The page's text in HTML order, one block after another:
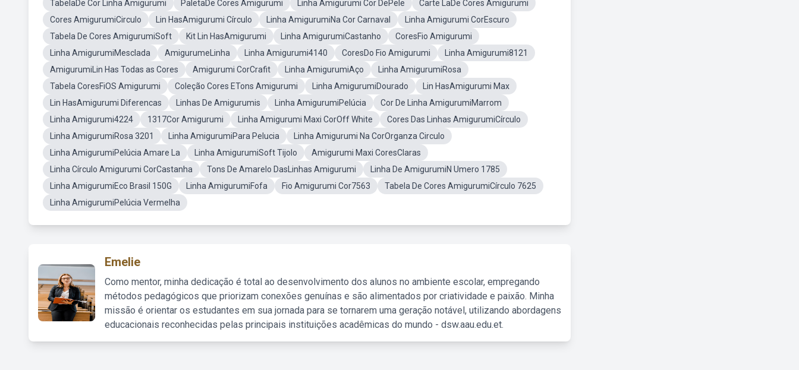
TabelaDe Cor Linha Amigurumi
PaletaDe Cores Amigurumi Linha Amigurumi Cor DePele
Carte LaDe Cores Amigurumi
Cores AmigurumiCirculo
Lin HasAmigurumi Círculo Linha AmigurumiNa Cor Carnaval
Linha Amigurumi CorEscuro
Tabela De Cores AmigurumiSoft
Kit Lin HasAmigurumi Linha AmigurumiCastanho
CoresFio Amigurumi
Linha AmigurumiMesclada
AmigurumeLinha Linha Amigurumi4140 CoresDo Fio Amigurumi
Linha Amigurumi8121
AmigurumiLin Has Todas as Cores
Amigurumi CorCrafit Linha AmigurumiAço
Linha AmigurumiRosa
Tabela CoresFiOS Amigurumi
Coleção Cores ETons Amigurumi Linha AmigurumiDourado
Lin HasAmigurumi Max
Lin HasAmigurumi Diferencas
Linhas De Amigurumis Linha AmigurumiPelúcia
Cor De Linha AmigurumiMarrom
Linha Amigurumi4224
1317Cor Amigurumi Linha Amigurumi Maxi CorOff White
Cores Das Linhas AmigurumiCírculo
Linha AmigurumiRosa 3201
Linha AmigurumiPara Pelucia
Linha Amigurumi Na CorOrganza Circulo
Linha AmigurumiPelúcia Amare La
Linha AmigurumiSoft Tijolo
Amigurumi Maxi CoresClaras
Linha Círculo Amigurumi CorCastanha
Tons De Amarelo DasLinhas Amigurumi
Linha De AmigurumiN Umero 1785
Linha AmigurumiEco Brasil 150G
Linha AmigurumiFofa Fio Amigurumi Cor7563
Tabela De Cores AmigurumiCírculo 7625
Linha AmigurumiPelúcia Vermelha
Emelie
Como mentor, minha dedicação é total ao desenvolvimento dos alunos no ambiente escolar, empregando
métodos pedagógicos que priorizam conexões genuínas e são alimentados por criatividade e paixão. Minha
missão é orientar os estudantes em sua jornada para se tornarem uma geração notável, utilizando abordagens
educacionais reconhecidas pelas principais instituições acadêmicas do mundo - dsw.aau.edu.et.